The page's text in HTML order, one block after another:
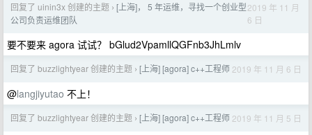
回复了 uinin3x 创建的主题 › [上海]， 5 年运维，寻找一个创业型
公司负责运维团队
2019 年 11 月
6 日
要不要来 agora 试试？ bGlud2VpamllQGFnb3JhLmlv
回复了 buzzlightyear 创建的主题 › [上海] [agora] c++工程师 2019 年 11 月 6 日
@langjiyutao 不上！
回复了 buzzlightyear 创建的主题 › [上海] [agora] c++工程师 2019 年 11 月 5 日